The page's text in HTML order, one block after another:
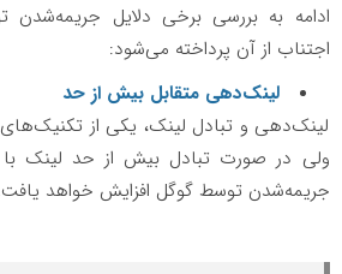
ادامه به بررسی برخی دلایل
اجتناب از آن پرداخته می‌شود:
لینک‌دهی متقابل بیش از حد
لینک‌دهی و تبادل لینک، یکی از تکنیک‌های
ولی در صورت تبادل بیش از حد لینک با
جریمه‌شدن توسط گوگل افزایش خواهد